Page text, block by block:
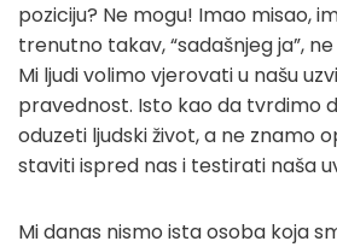
poziciju? Ne mogu! Imao misao,
trenutno takav, “sadašnjeg ja”, ne
Mi ljudi volimo vjerovati u našu
pravednost. Isto kao da tvrdimo
oduzeti ljudski život, a ne znamo
staviti ispred nas i testirati naša
Mi danas nismo ista osoba koja